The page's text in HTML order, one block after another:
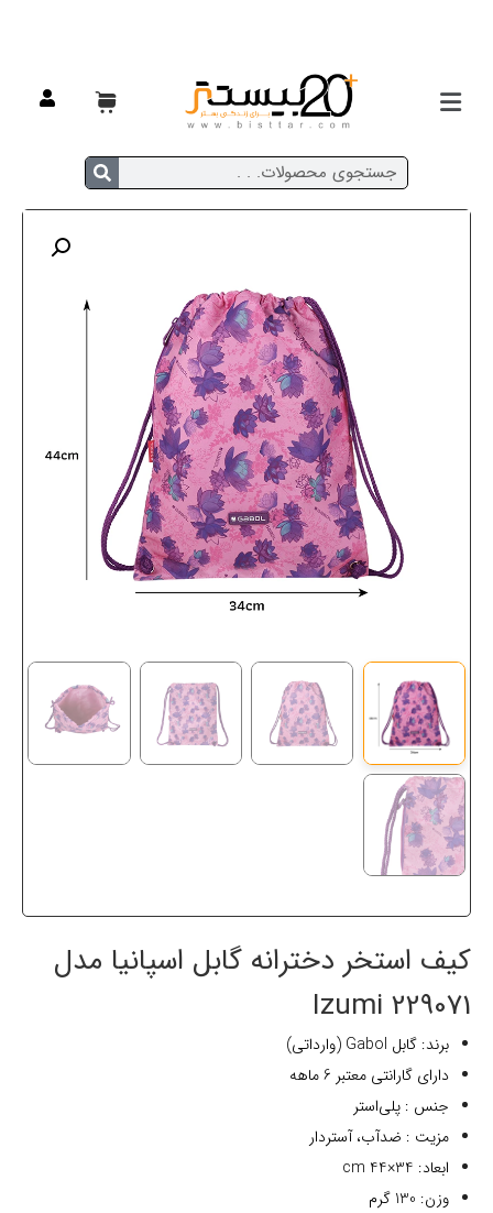
کیف استخر دخترانه گابل اسپانیا مدل
229071 Izumi
برند: گابل Gabol (وارداتی)
دارای گارانتی معتبر 6 ماهه
جنس : پلی‌استر
مزیت : ضدآب، آستردار
ابعاد: 34×44 cm
وزن: 130 گرم